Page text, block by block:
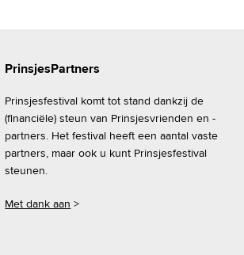
PrinsjesPartners
Prinsjesfestival komt tot stand dankzij de
(financiële) steun van Prinsjesvrienden en -
partners. Het festival heeft een aantal vaste
partners, maar ook u kunt Prinsjesfestival
steunen.
Met dank aan >